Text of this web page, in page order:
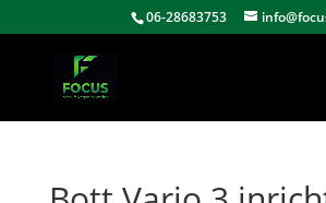
06-28683753